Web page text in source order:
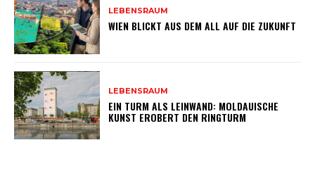
LEBENSRAUM
WIEN BLICKT AUS DEM ALL AUF DIE ZUKUNFT
LEBENSRAUM
EIN TURM ALS LEINWAND: MOLDAUISCHE
KUNST EROBERT DEN RINGTURM